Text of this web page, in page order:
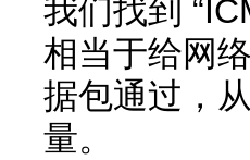
我们找到
相当于给网
据包通过，
量。